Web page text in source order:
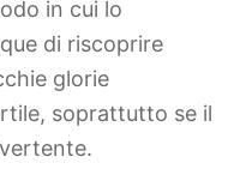
in cui lo
di riscoprire
glorie
soprattutto se il